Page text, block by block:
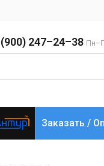
247–24–38
Заказать /